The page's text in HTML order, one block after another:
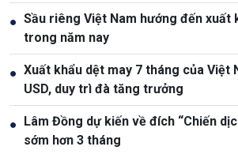
● Sầu riêng Việt Nam hướng đến xuất
trong năm nay
● Xuất khẩu dệt may 7 tháng của Việt
USD, duy trì đà tăng trưởng
● Lâm Đồng dự kiến về đích “Chiến
sớm hơn 3 tháng